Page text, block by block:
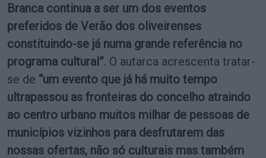
Branca continua a ser um dos eventos
preferidos de Verão dos oliveirenses
constituindo-se já numa grande referência no
programa cultural”. O autarca acrescenta tratar-
se de “um evento que já há muito tempo
ultrapassou as fronteiras do concelho atraindo
ao centro urbano muitos milhar de pessoas de
municípios vizinhos para desfrutarem das
nossas ofertas, não só culturais mas também